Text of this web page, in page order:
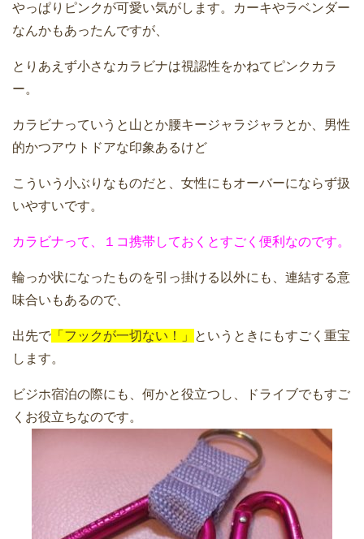
やっぱりピンクが可愛い気がします。カーキやラベンダー
なんかもあったんですが、
とりあえず小さなカラビナは視認性をかねてピンクカラ
ー。
カラビナっていうと山とか腰キージャラジャラとか、男性
的かつアウトドアな印象あるけど
こういう小ぶりなものだと、女性にもオーバーにならず扱
いやすいです。
カラビナって、１コ携帯しておくとすごく便利なのです。
輪っか状になったものを引っ掛ける以外にも、連結する意
味合いもあるので、
出先で 「フックが一切ない！」
というときにもすごく重宝
します。
ビジホ宿泊の際にも、何かと役立つし、ドライブでもすご
くお役立ちなのです。